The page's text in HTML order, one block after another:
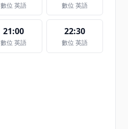
數位 英語 數位 英語
21:00
數位 英語
22:30
數位 英語